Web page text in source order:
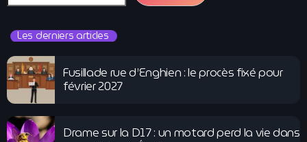
Les derniers articles
Fusillade rue d’Enghien : le procès fixé pour
février 2027
Drame sur la D17 : un motard perd la vie dans